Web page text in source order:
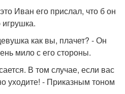
Иван его прислал, что б он
игрушка.
как вы, плачет? - Он
мило с его стороны.
В том случае, если вас
уходите! - Приказным тоном